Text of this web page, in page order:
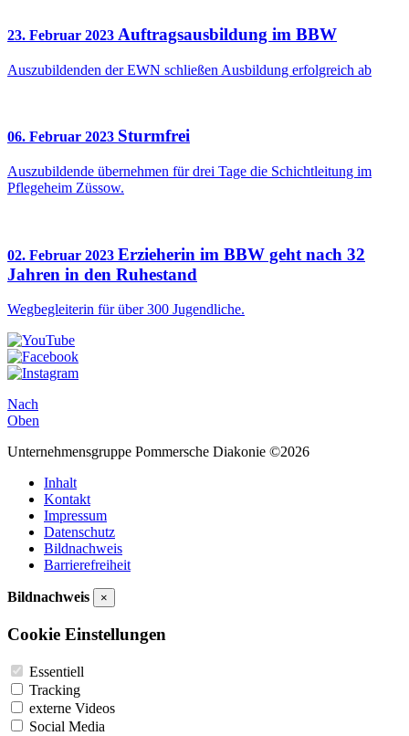
23. Februar 2023 Auftragsausbildung im BBW
Auszubildenden der EWN schließen Ausbildung erfolgreich ab
06. Februar 2023 Sturmfrei
Auszubildende übernehmen für drei Tage die Schichtleitung im
Pflegeheim Züssow.
02. Februar 2023 Erzieherin im BBW geht nach 32
Jahren in den Ruhestand
Wegbegleiterin für über 300 Jugendliche.
Nach
Oben
Unternehmensgruppe Pommersche Diakonie ©2026
Inhalt
Kontakt
Impressum
Datenschutz
Bildnachweis
Barrierefreiheit
Bildnachweis ×
Cookie Einstellungen
Essentiell
Tracking
externe Videos
Social Media